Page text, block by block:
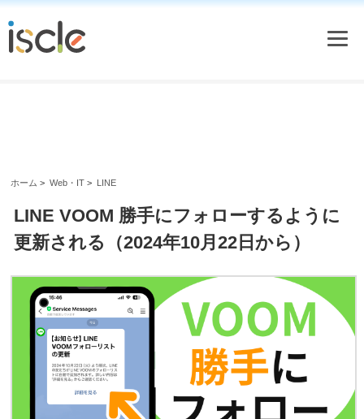
ホーム > Web・IT > LINE
LINE VOOM 勝手にフォローするように
更新される（2024年10月22日から）